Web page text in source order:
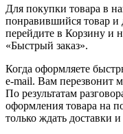
Для покупки товара в
понравившийся товар и
перейдите в Корзину и
«Быстрый заказ».
Когда оформляете
e-mail. Вам перезвонит
По результатам
оформления товара на
только ждать доставки